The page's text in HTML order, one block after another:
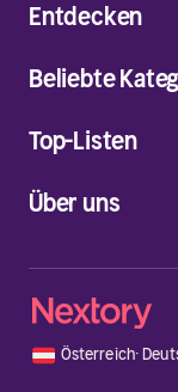
Über uns
Entdecken
Beliebte
Top-Listen
🇦🇹 Österreich·